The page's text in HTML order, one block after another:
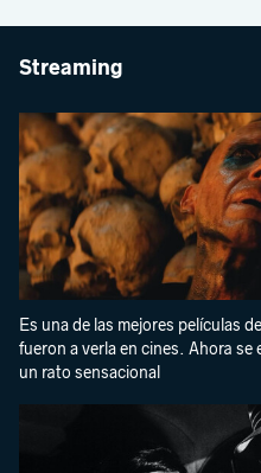
Streaming
Es una de las mejores películas
fueron a verla en cines. Ahora
un rato sensacional